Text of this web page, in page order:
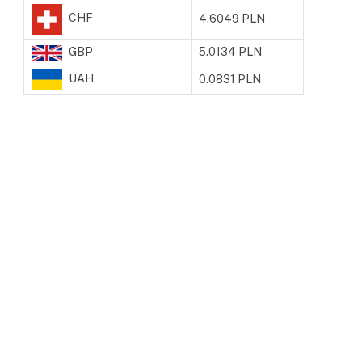
CHF 4.6049 PLN
GBP 5.0134 PLN
UAH 0.0831 PLN